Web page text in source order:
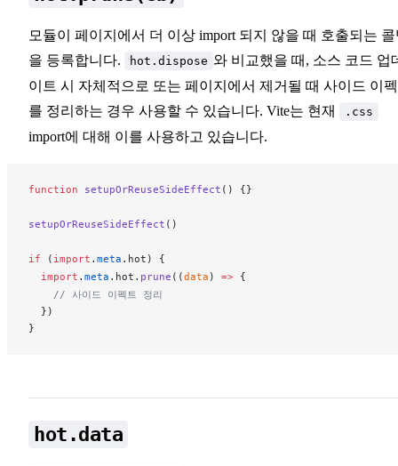
모듈이 페이지에서 더 이상 import 되지 않을 때 호출되는
을 등록합니다.
hot.dispose 와 비교했을 때, 소스 코드 업
이트 시 자체적으로 또는 페이지에서 제거될 때 사이드 이
를 정리하는 경우 사용할 수 있습니다. Vite는 현재
.css
import에 대해 이를 사용하고 있습니다.
function setupOrReuseSideEffect () {}
setupOrReuseSideEffect ()
if ( import . meta . hot ) {
  import
. meta . hot . prune ((data ) => {
    // 사이드 이펙트 정리
  })
}
hot.data